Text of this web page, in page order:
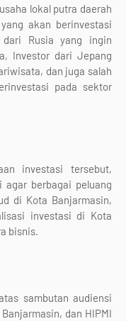
lokal putra daerah
akan berinvestasi
dari Rusia yang ingin
Investor dari Jepang
dan juga salah
pada sektor
investasi tersebut,
agar berbagai peluang
di Kota Banjarmasin,
investasi di Kota
bisnis.
sambutan audiensi
dan HIPMI